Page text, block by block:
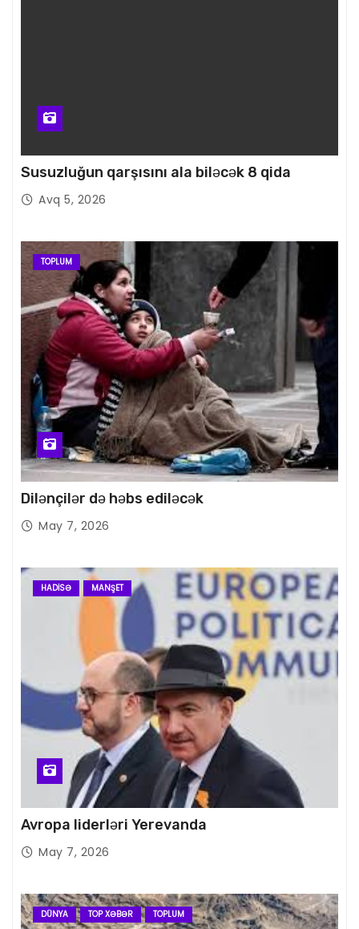
Susuzluğun qarşısını ala biləcək 8 qida
Avq 5, 2026
TOPLUM
Dilənçilər də həbs ediləcək
May 7, 2026
HADISƏ MANŞET
Avropa liderləri Yerevanda
May 7, 2026
DÜNYA TOP XƏBƏR TOPLUM